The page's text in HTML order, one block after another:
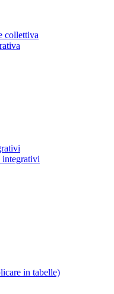
collettiva
integrativi
in tabelle)